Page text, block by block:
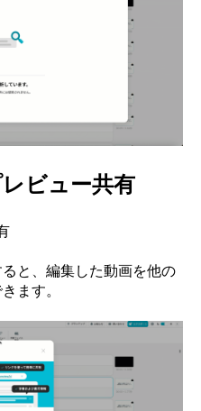
ビュー共有
と、編集した動画を他の
ます。